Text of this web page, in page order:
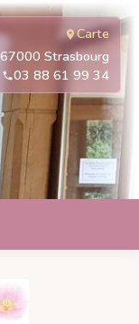
Carte
Strasbourg
03 88 61 99 34